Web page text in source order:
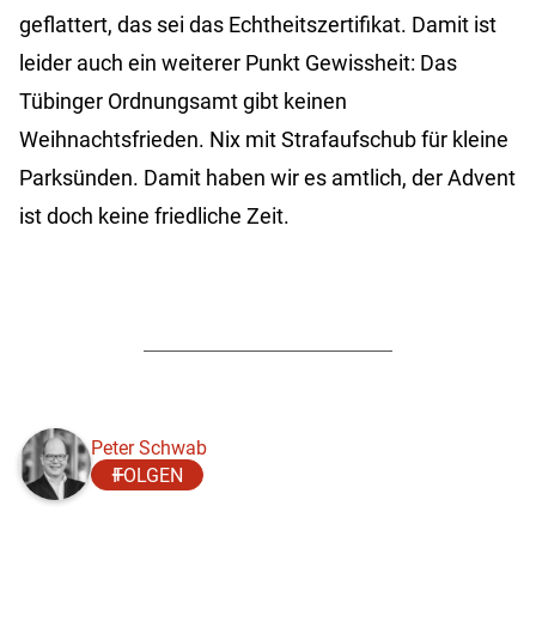
geflattert, das sei das Echtheitszertifikat. Damit ist
leider auch ein weiterer Punkt Gewissheit: Das
Tübinger Ordnungsamt gibt keinen
Weihnachtsfrieden. Nix mit Strafaufschub für kleine
Parksünden. Damit haben wir es amtlich, der Advent
ist doch keine friedliche Zeit.
Peter Schwab
FOLGEN